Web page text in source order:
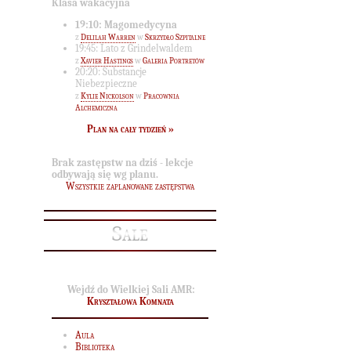
Klasa wakacyjna
19:10: Magomedycyna
z Delilah WarrenwSkrzydło Szpitalne
19:45: Lato z Grindelwaldem
zXavier HastingswGaleria Portretów
20:20: Substancje
Niebezpieczne
z Kylie NickolsonwPracownia
Alchemiczna
Plan na cały tydzień »
Brak zastępstw na dziś - lekcje
odbywają się wg planu.
Wszystkie zaplanowane zastępstwa
Sale
Wejdź do Wielkiej Sali AMR:
Kryształowa Komnata
Aula
Biblioteka